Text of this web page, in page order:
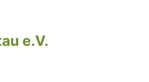
e.V.